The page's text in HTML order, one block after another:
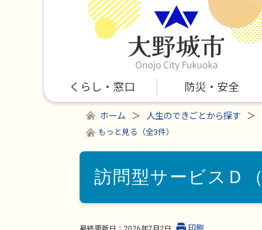
くらし・窓口 防災・安全
ホーム 人生のできごとから探す
もっと見る（全3件）
訪問型サービスＤ
印刷